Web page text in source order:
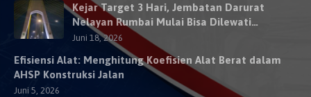
Kejar Target 3 Hari, Jembatan Darurat
Nelayan Rumbai Mulai Bisa Dilewati
Kendaraan Besok
Juni 18, 2026
Efisiensi Alat: Menghitung Koefisien Alat Berat dalam
AHSP Konstruksi Jalan
Juni 5, 2026